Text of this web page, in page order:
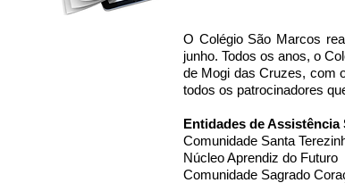
O Colégio São Marcos
junho. Todos os anos, o
de Mogi das Cruzes, com
todos os patrocinadores
Entidades de Assistência
Comunidade Santa
Núcleo Aprendiz do Futuro
Comunidade Sagrado